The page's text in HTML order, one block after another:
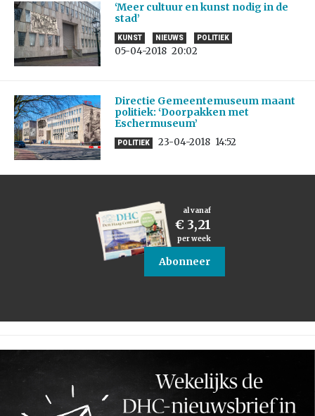
‘Meer cultuur en kunst nodig in de
stad’
KUNST NIEUWS POLITIEK
05-04-2018 20:02
Directie Gemeentemuseum maant
politiek: ‘Doorpakken met
Eschermuseum’
POLITIEK 23-04-2018 14:52
al vanaf
€ 3,21
per week
Abonneer